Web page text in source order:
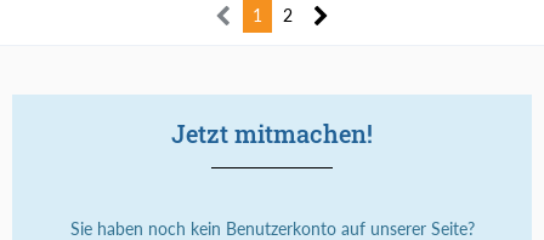
1 2
Jetzt mitmachen!
Sie haben noch kein Benutzerkonto auf unserer Seite?